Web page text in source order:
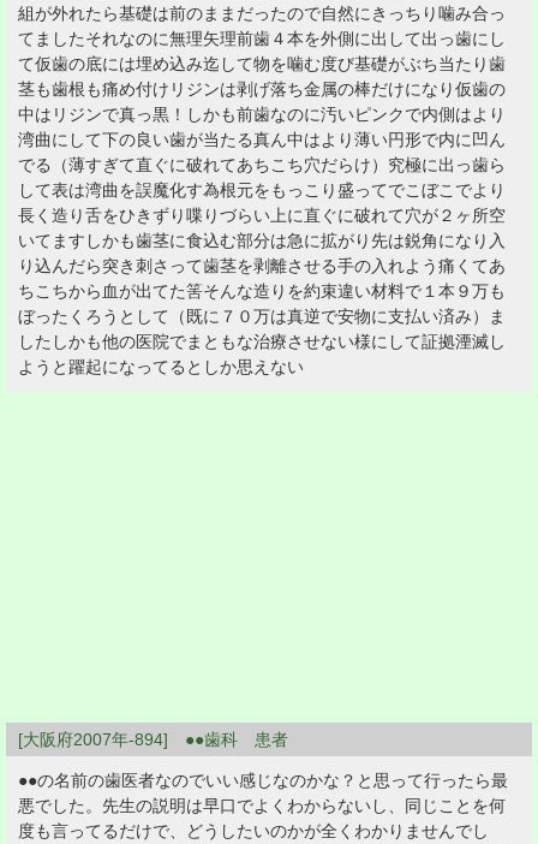
組が外れたら基礎は前のままだったので自然にきっちり噛み合っ
てましたそれなのに無理矢理前歯４本を外側に出して出っ歯にし
て仮歯の底には埋め込み迄して物を噛む度び基礎がぶち当たり歯
茎も歯根も痛め付けリジンは剥げ落ち金属の棒だけになり仮歯の
中はリジンで真っ黒！しかも前歯なのに汚いピンクで内側はより
湾曲にして下の良い歯が当たる真ん中はより薄い円形で内に凹ん
でる（薄すぎて直ぐに破れてあちこち穴だらけ）究極に出っ歯ら
して表は湾曲を誤魔化す為根元をもっこり盛ってでこぼこでより
長く造り舌をひきずり喋りづらい上に直ぐに破れて穴が２ヶ所空
いてますしかも歯茎に食込む部分は急に拡がり先は鋭角になり入
り込んだら突き刺さって歯茎を剥離させる手の入れよう痛くてあ
ちこちから血が出てた筈そんな造りを約束違い材料で１本９万も
ぼったくろうとして（既に７０万は真逆で安物に支払い済み）ま
したしかも他の医院でまともな治療させない様にして証拠湮滅し
ようと躍起になってるとしか思えない
[大阪府2007年-894] ●●歯科 患者
●●の名前の歯医者なのでいい感じなのかな？と思って行ったら最
悪でした。先生の説明は早口でよくわからないし、同じことを何
度も言ってるだけで、どうしたいのかが全くわかりませんでし